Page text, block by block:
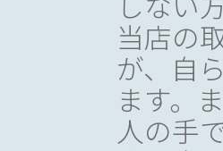
当店の
が、自
ます。
人の手